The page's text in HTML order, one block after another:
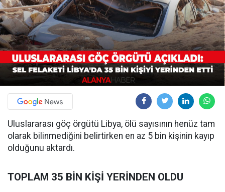
Uluslararası göç örgütü Libya, ölü sayısının henüz tam
olarak bilinmediğini belirtirken en az 5 bin kişinin kayıp
olduğunu aktardı.
TOPLAM 35 BİN KİŞİ YERİNDEN OLDU